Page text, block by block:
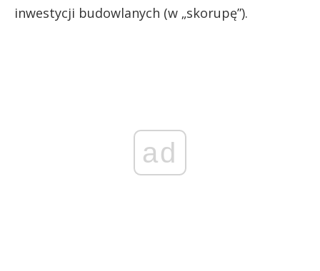
inwestycji budowlanych (w „skorupę”).
ad